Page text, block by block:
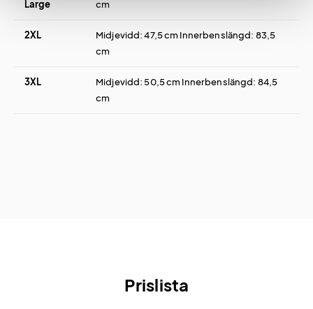
Large
cm
2XL
Midjevidd: 47,5 cm Innerbenslängd: 83,5
cm
3XL
Midjevidd: 50,5 cm Innerbenslängd: 84,5
cm
Prislista